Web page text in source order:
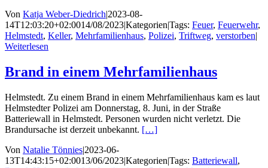
Von Katja Weber-Diedrich|2023-08-
14T12:03:20+02:0014/08/2023|Kategorien|Tags: Feuer, Feuerwehr,
Helmstedt, Keller, Mehrfamilienhaus, Polizei, Triftweg, verstorben|
Weiterlesen
Brand in einem Mehrfamilienhaus
Helmstedt. Zu einem Brand in einem Mehrfamilienhaus kam es laut
Helmstedter Polizei am Donnerstag, 8. Juni, in der Straße
Batteriewall in Helmstedt. Personen wurden nicht verletzt. Die
Brandursache ist derzeit unbekannt. […]
Von Natalie Tönnies|2023-06-
13T14:43:15+02:0013/06/2023|Kategorien|Tags: Batteriewall,